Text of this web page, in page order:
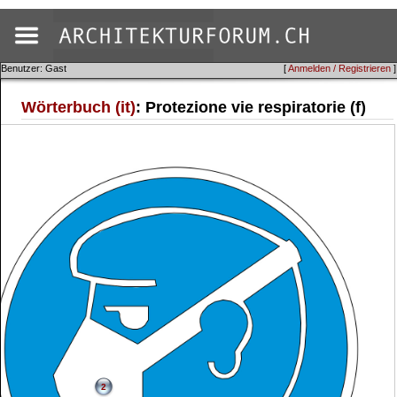
[Anmelden / Registrieren ]
Benutzer: Gast
Wörterbuch (it): Protezione vie respiratorie (f)
2